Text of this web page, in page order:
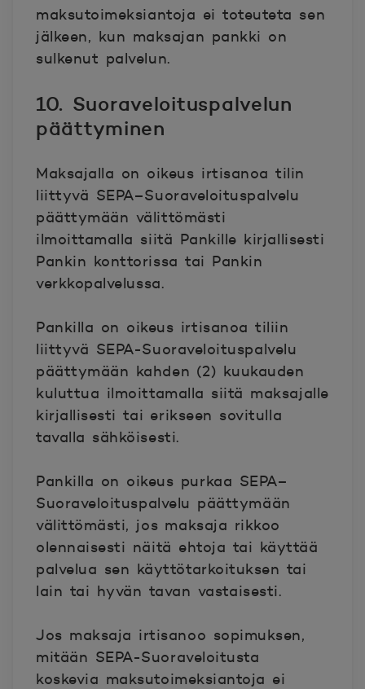
maksutoimeksiantoja ei toteuteta sen
jälkeen, kun maksajan pankki on
sulkenut palvelun.
10. Suoraveloituspalvelun
päättyminen
Maksajalla on oikeus irtisanoa tilin
liittyvä SEPA–Suoraveloituspalvelu
päättymään välittömästi
ilmoittamalla siitä Pankille kirjallisesti
Pankin konttorissa tai Pankin
verkkopalvelussa.
Pankilla on oikeus irtisanoa tiliin
liittyvä SEPA-Suoraveloituspalvelu
päättymään kahden (2) kuukauden
kuluttua ilmoittamalla siitä maksajalle
kirjallisesti tai erikseen sovitulla
tavalla sähköisesti.
Pankilla on oikeus purkaa SEPA–
Suoraveloituspalvelu päättymään
välittömästi, jos maksaja rikkoo
olennaisesti näitä ehtoja tai käyttää
palvelua sen käyttötarkoituksen tai
lain tai hyvän tavan vastaisesti.
Jos maksaja irtisanoo sopimuksen,
mitään SEPA-Suoraveloitusta
koskevia maksutoimeksiantoja ei